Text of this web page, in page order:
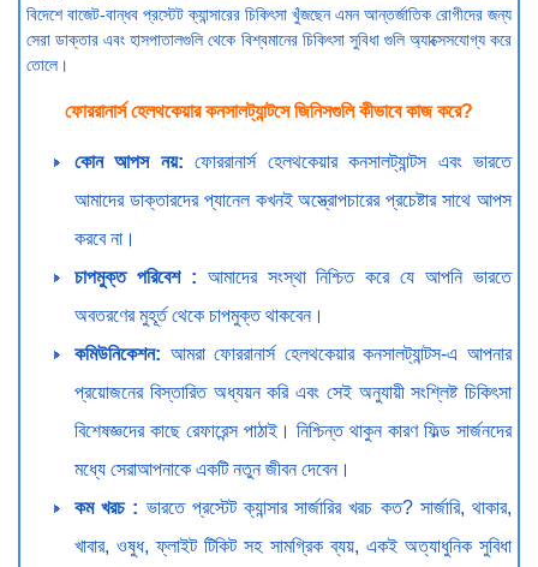
বিদেশে বাজেট-বান্ধব প্রস্টেট ক্যান্সারের চিকিৎসা খুঁজছেন এমন আন্তর্জাতিক রোগীদের জন্য
সেরা ডাক্তার এবং হাসপাতালগুলি থেকে বিশ্বমানের চিকিৎসা সুবিধা গুলি অ্যাক্সেসযোগ্য করে
তোলে।
ফোররানার্স হেলথকেয়ার কনসালট্যান্টসে জিনিসগুলি কীভাবে কাজ করে?
কোন আপস নয়:ফোররানার্স হেলথকেয়ার কনসালট্যান্টস এবং ভারতে
আমাদের ডাক্তারদের প্যানেল কখনই অস্ত্রোপচারের প্রচেষ্টার সাথে আপস
করবে না।
চাপমুক্ত পরিবেশ : আমাদের সংস্থা নিশ্চিত করে যে আপনি ভারতে
অবতরণের মুহূর্ত থেকে চাপমুক্ত থাকবেন।
কমিউনিকেশন: আমরা ফোররানার্স হেলথকেয়ার কনসালট্যান্টস-এ আপনার
প্রয়োজনের বিস্তারিত অধ্যয়ন করি এবং সেই অনুযায়ী সংশ্লিষ্ট চিকিৎসা
বিশেষজ্ঞদের কাছে রেফারেন্স পাঠাই। নিশ্চিন্ত থাকুন কারণ ফিল্ড সার্জনদের
মধ্যে সেরাআপনাকে একটি নতুন জীবন দেবেন।
কম খরচ : ভারতে প্রস্টেট ক্যান্সার সার্জারির খরচ কত? সার্জারি, থাকার,
খাবার, ওষুধ, ফ্লাইট টিকিট সহ সামগ্রিক ব্যয়, একই অত্যাধুনিক সুবিধা